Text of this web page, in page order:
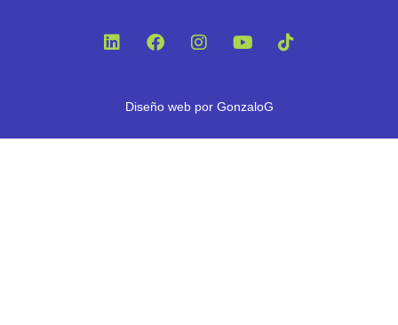
Diseño web por GonzaloG